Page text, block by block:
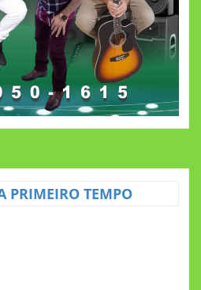
PRIMEIRO TEMPO